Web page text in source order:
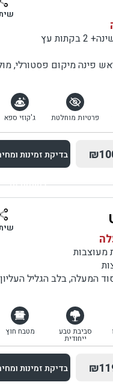
מיקום פסטורלי, מול
פרטיות מוחלטת ג'קוזי ספא
בדיקת זמינות
למתחם זה
בדיקת זמינות
המעלה, בלב הגליל העליון
סביבת טבע
ייחודית
מטבח חוץ
בדיקת זמינות